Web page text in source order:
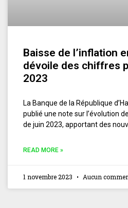
Baisse de l’inflation
dévoile des chiffres
2023
La Banque de la République
publié une note sur l’évolution
de juin 2023, apportant des
READ MORE »
1 novembre 2023 Aucun